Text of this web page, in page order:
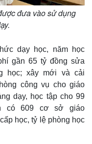
đưa vào sử dụng
dạy học, năm học
gần 65 tỷ đồng sửa
học; xây mới và cải
công vụ cho giáo
dạy, học tập cho 99
có 609 cơ sở giáo
học, tỷ lệ phòng học